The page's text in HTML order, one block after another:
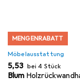
MENGENRABATT
Möbelausstattung
EUR
5,53 bei 4 Stück
Blum